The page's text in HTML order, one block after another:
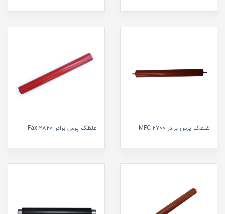
غلطک پرس برادر MFC-2700 غلطک پرس برادر Fax-2820